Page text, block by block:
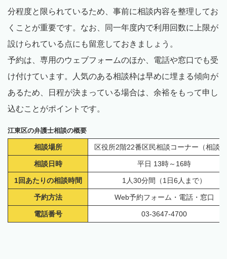
分程度と限られているため、事前に相談内容を整理してお
くことが重要です。なお、同一年度内で利用回数に上限が
設けられている点にも留意しておきましょう。
予約は、専用のウェブフォームのほか、電話や窓口でも受
け付けています。人気のある相談枠は早めに埋まる傾向が
あるため、日程が決まっている場合は、余裕をもって申し
込むことがポイントです。
江東区の弁護士相談の概要
相談場所 区役所2階22番区民相談コーナー（相談
相談日時 平日 13時～16時
1回あたりの相談時間 1人30分間（1日6人まで）
予約方法 Web予約フォーム・電話・窓口
電話番号 03-3647-4700